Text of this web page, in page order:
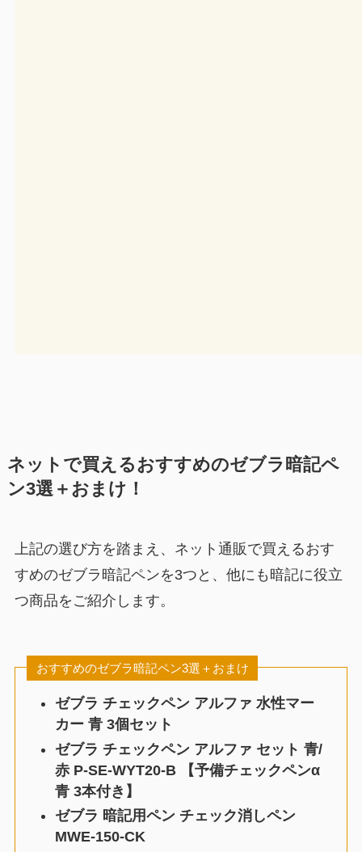
ネットで買えるおすすめのゼブラ暗記ペ
ン3選＋おまけ！
上記の選び方を踏まえ、ネット通販で買えるおす
すめのゼブラ暗記ペンを3つと、他にも暗記に役立
つ商品をご紹介します。
おすすめのゼブラ暗記ペン3選＋おまけ
ゼブラ チェックペン アルファ 水性マー
カー 青 3個セット
ゼブラ チェックペン アルファ セット 青/
赤 P-SE-WYT20-B 【予備チェックペンα
青 3本付き】
ゼブラ 暗記用ペン チェック消しペン
MWE-150-CK